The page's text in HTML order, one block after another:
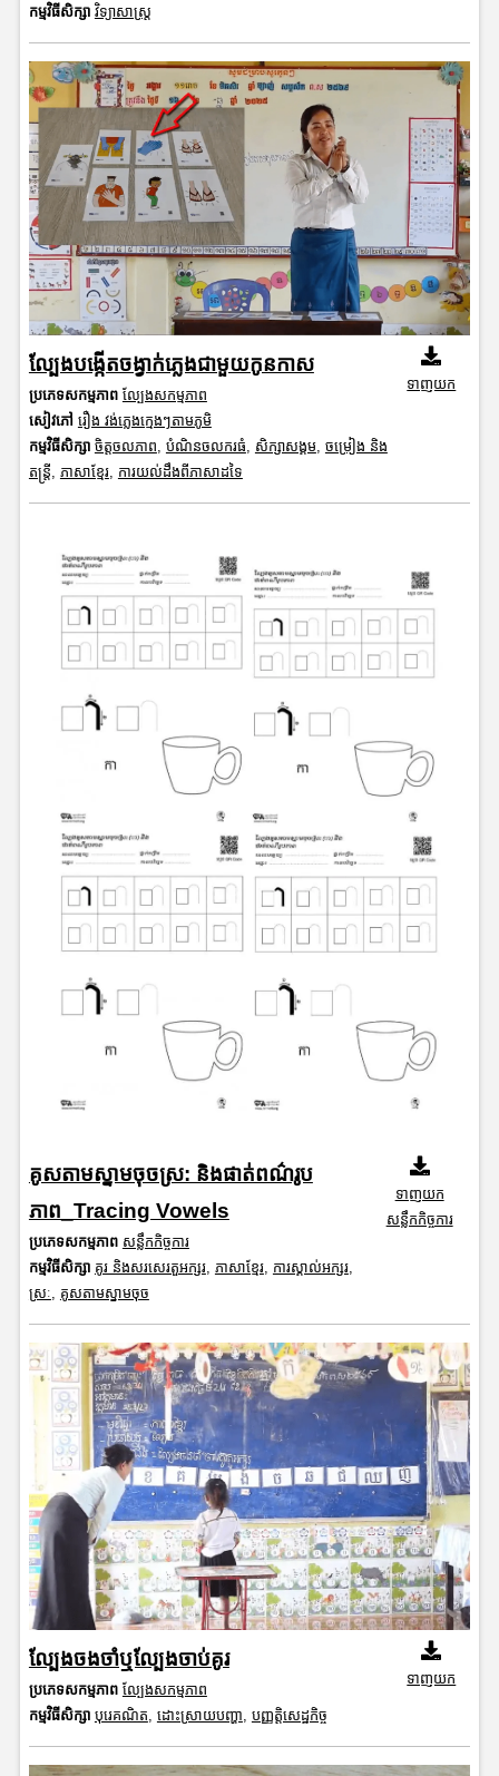
កម្មវិធីសិក្សា វិទ្យាសាស្រ្ត
ល្បែងបង្កើតចង្វាក់ភ្លេងជាមួយកូនកាស
ប្រភេទសកម្មភាព ល្បែងសកម្មភាព
សៀវភៅ រឿង វង់ភ្លេងក្មេងៗតាមភូមិ
កម្មវិធីសិក្សា ចិត្តចលភាព បំណិនចលករធំ សិក្សាសង្គម, ចម្រៀង និង
តន្ត្រី ភាសាខ្មែរ, ការយល់ដឹងពីភាសាដទៃ
ទាញយក
គូសតាមស្នាមចុចស្រ: និងផាត់ពណ៌រូប
ភាព_Tracing Vowels
ប្រភេទសកម្មភាព សន្លឹកកិច្ចការ
កម្មវិធីសិក្សា គូរ និងសរសេរតួអក្សរ, ភាសាខ្មែរ, ការស្គាល់អក្សរ,
ស្រៈ, គូសតាមស្នាមចុច
ទាញយក
សន្លឹកកិច្ចការ
ល្បែងចងចាំឬល្បែងចាប់គូរ
ប្រភេទសកម្មភាព ល្បែងសកម្មភាព
កម្មវិធីសិក្សា បុរេគណិត ដោះស្រាយបញ្ហា បញ្ញត្តិសេដ្ឋកិច្ច
ទាញយក